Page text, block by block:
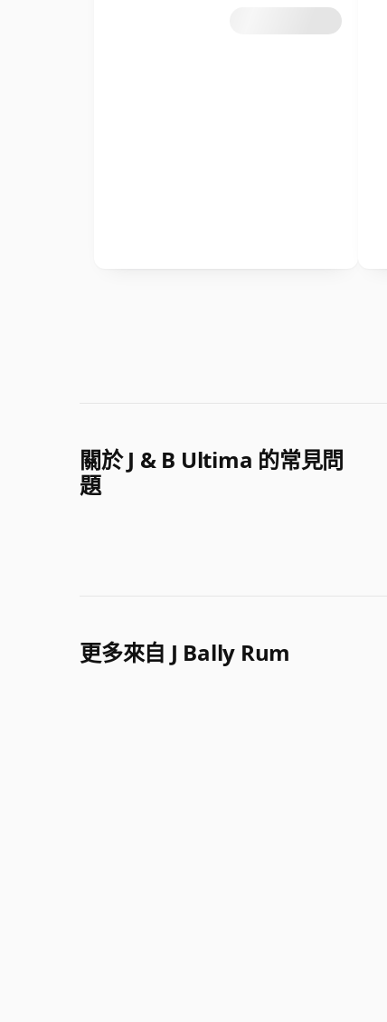
關於 J & B Ultima 的常見問
題
更多來自 J Bally Rum